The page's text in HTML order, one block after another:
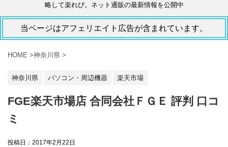
略して楽れび。ネット通販の最新情報を公開中
当ページはアフェリエイト広告が含まれています。
HOME >神奈川県 >
神奈川県 パソコン・周辺機器 楽天市場
FGE楽天市場店 合同会社ＦＧＥ 評判 口コ
ミ
投稿日： 2017年2月22日